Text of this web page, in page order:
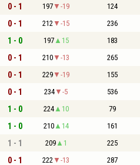
0 - 1 197 -19 124
0 - 1 212 -15 236
1 - 0 197 15 183
0 - 1 210 -13 265
0 - 1 229 -19 155
0 - 1 234 -5 536
1 - 0 224 10 79
1 - 0 210 14 161
1 - 1 209 1 225
0 - 1 222 -13 287